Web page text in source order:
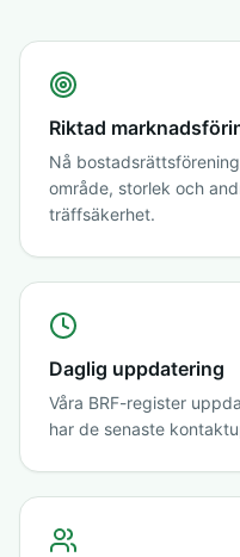
Riktad
Nå
område, storlek och
träffsäkerhet.
Daglig uppdatering
Våra BRF-register
har de senaste